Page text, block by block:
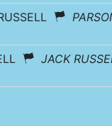
JACK